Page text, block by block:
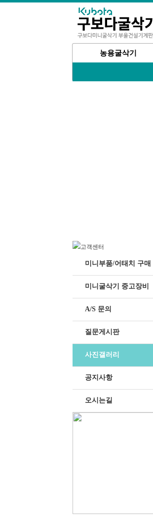
농용굴삭기
미니부품/어태치 구매
미니굴삭기 중고장비
A/S 문의
질문게시판
사진갤러리
공지사항
오시는길